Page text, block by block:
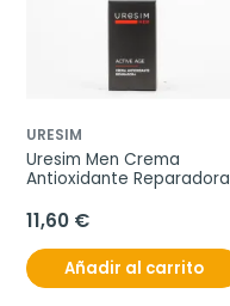
URESIM
Uresim Men Crema
Antioxidante Reparadora
11,60 €
Añadir al carrito